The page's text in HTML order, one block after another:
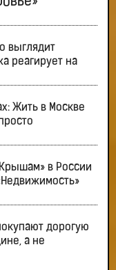
выглядит
реагирует на
Жить в Москве
в России
дорогую
а не